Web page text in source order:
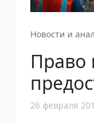
Новости и
Право
26 февраля